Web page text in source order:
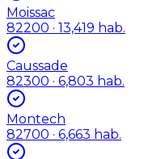
Moissac
82200 · 13,419 hab.
Caussade
82300 · 6,803 hab.
Montech
82700 · 6,663 hab.